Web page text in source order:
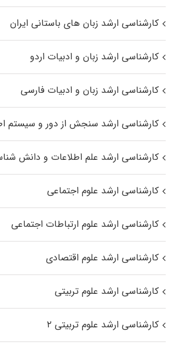
کارشناسی ارشد زبان‌ های باستانی ایران
کارشناسی ارشد زبان و ادبیات اردو
کارشناسی ارشد زبان و ادبیات فارسی
کارشناسی ارشد سنجش از دور و سیستم
کارشناسی ارشد علم اطلاعات و دانش
کارشناسی ارشد علوم اجتماعی
کارشناسی ارشد علوم ارتباطات اجتماعی
کارشناسی ارشد علوم اقتصادی
کارشناسی ارشد علوم تربیتی
کارشناسی ارشد علوم تربیتی ۲